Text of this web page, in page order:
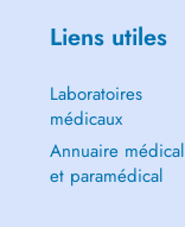
Liens utiles
Laboratoires
médicaux
Annuaire médical
et paramédical